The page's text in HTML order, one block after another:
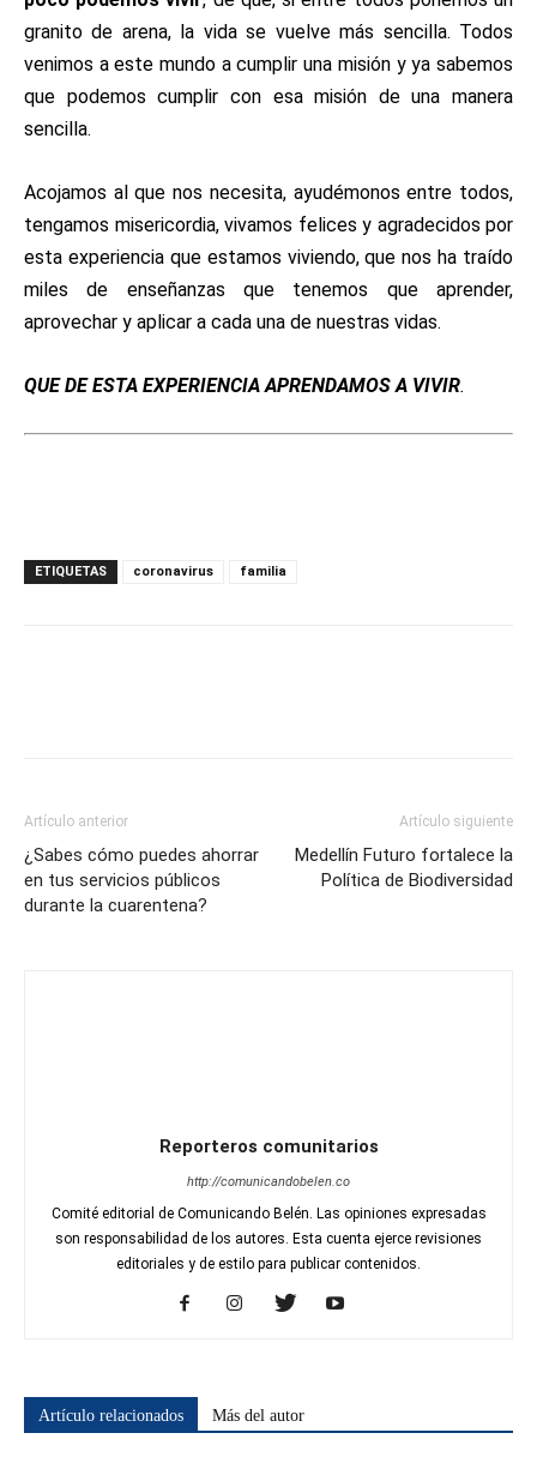
granito de arena, la vida se vuelve más sencilla. Todos
venimos a este mundo a cumplir una misión y ya sabemos
que podemos cumplir con esa misión de una manera
sencilla.
Acojamos al que nos necesita, ayudémonos entre todos,
tengamos misericordia, vivamos felices y agradecidos por
esta experiencia que estamos viviendo, que nos ha traído
miles de enseñanzas que tenemos que aprender,
aprovechar y aplicar a cada una de nuestras vidas.
QUE DE ESTA EXPERIENCIA APRENDAMOS A VIVIR.
ETIQUETAS coronavirus familia
Artículo anterior
¿Sabes cómo puedes ahorrar
en tus servicios públicos
durante la cuarentena?
Artículo siguiente
Medellín Futuro fortalece la
Política de Biodiversidad
Reporteros comunitarios
http://comunicandobelen.co
Comité editorial de Comunicando Belén. Las opiniones expresadas
son responsabilidad de los autores. Esta cuenta ejerce revisiones
editoriales y de estilo para publicar contenidos.
Artículo relacionados Más del autor